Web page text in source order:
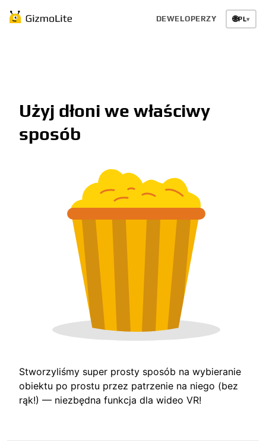
DEWELOPERZY 🌐PL▾
Użyj dłoni we właściwy
sposób
Stworzyliśmy super prosty sposób na wybieranie
obiektu po prostu przez patrzenie na niego (bez
rąk!) — niezbędna funkcja dla wideo VR!